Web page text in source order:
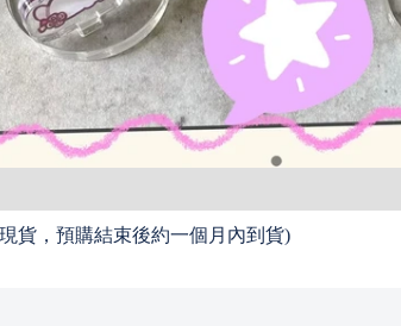
貨，預購結束後約一個月內到貨)